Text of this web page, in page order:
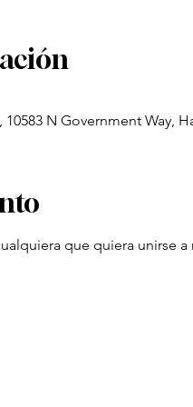
N Government Way,
que quiera unirse